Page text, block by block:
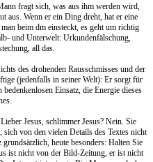
fragt sich, was aus ihm werden wird,
aus. Wenn er ein Ding dreht, hat er eine
beim dm einsteckt, es geht um richtig
und Unterwelt: Urkundenfälschung,
all das.
des drohenden Rausschmisses und der
(jedenfalls in seiner Welt): Er sorgt für
Einsatz, die Energie dieses
Jesus, schlimmer Jesus? Nein. Sie
sich von den vielen Details des Textes nicht
heute besonders: Halten Sie
ist nicht von der Bild-Zeitung, er ist nicht